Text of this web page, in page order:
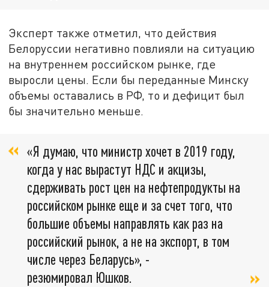
Эксперт также отметил, что действия
Белоруссии негативно повлияли на ситуацию
на внутреннем российском рынке, где
выросли цены. Если бы переданные Минску
объемы оставались в РФ, то и дефицит был
бы значительно меньше.
«Я думаю, что министр хочет в 2019 году,
когда у нас вырастут НДС и акцизы,
сдерживать рост цен на нефтепродукты на
российском рынке еще и за счет того, что
большие объемы направлять как раз на
российский рынок, а не на экспорт, в том
числе через Беларусь», -
резюмировал Юшков.